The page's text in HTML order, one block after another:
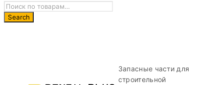
Запасные части для
строительной